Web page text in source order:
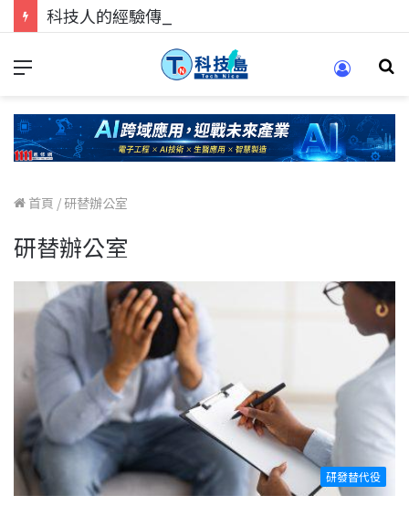
首頁 / 研替辦公室
研替辦公室
研發替代役